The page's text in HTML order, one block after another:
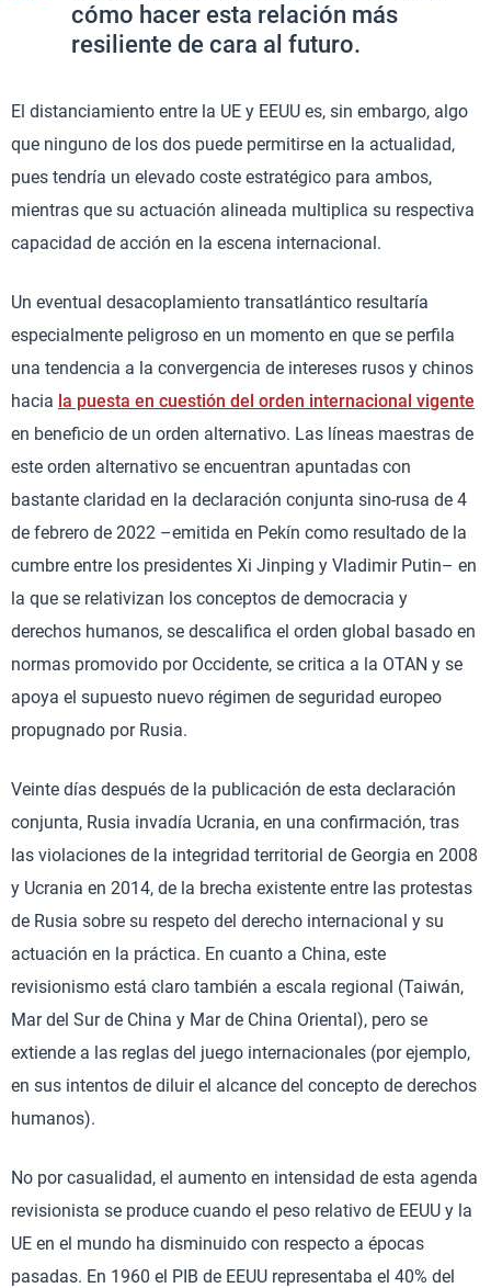
cómo hacer esta relación más
resiliente de cara al futuro.
El distanciamiento entre la UE y EEUU es, sin embargo, algo
que ninguno de los dos puede permitirse en la actualidad,
pues tendría un elevado coste estratégico para ambos,
mientras que su actuación alineada multiplica su respectiva
capacidad de acción en la escena internacional.
Un eventual desacoplamiento transatlántico resultaría
especialmente peligroso en un momento en que se perfila
una tendencia a la convergencia de intereses rusos y chinos
hacia la puesta en cuestión del orden internacional vigente
en beneficio de un orden alternativo. Las líneas maestras de
este orden alternativo se encuentran apuntadas con
bastante claridad en la declaración conjunta sino-rusa de 4
de febrero de 2022 –emitida en Pekín como resultado de la
cumbre entre los presidentes Xi Jinping y Vladimir Putin– en
la que se relativizan los conceptos de democracia y
derechos humanos, se descalifica el orden global basado en
normas promovido por Occidente, se critica a la OTAN y se
apoya el supuesto nuevo régimen de seguridad europeo
propugnado por Rusia.
Veinte días después de la publicación de esta declaración
conjunta, Rusia invadía Ucrania, en una confirmación, tras
las violaciones de la integridad territorial de Georgia en 2008
y Ucrania en 2014, de la brecha existente entre las protestas
de Rusia sobre su respeto del derecho internacional y su
actuación en la práctica. En cuanto a China, este
revisionismo está claro también a escala regional (Taiwán,
Mar del Sur de China y Mar de China Oriental), pero se
extiende a las reglas del juego internacionales (por ejemplo,
en sus intentos de diluir el alcance del concepto de derechos
humanos).
No por casualidad, el aumento en intensidad de esta agenda
revisionista se produce cuando el peso relativo de EEUU y la
UE en el mundo ha disminuido con respecto a épocas
pasadas. En 1960 el PIB de EEUU representaba el 40% del